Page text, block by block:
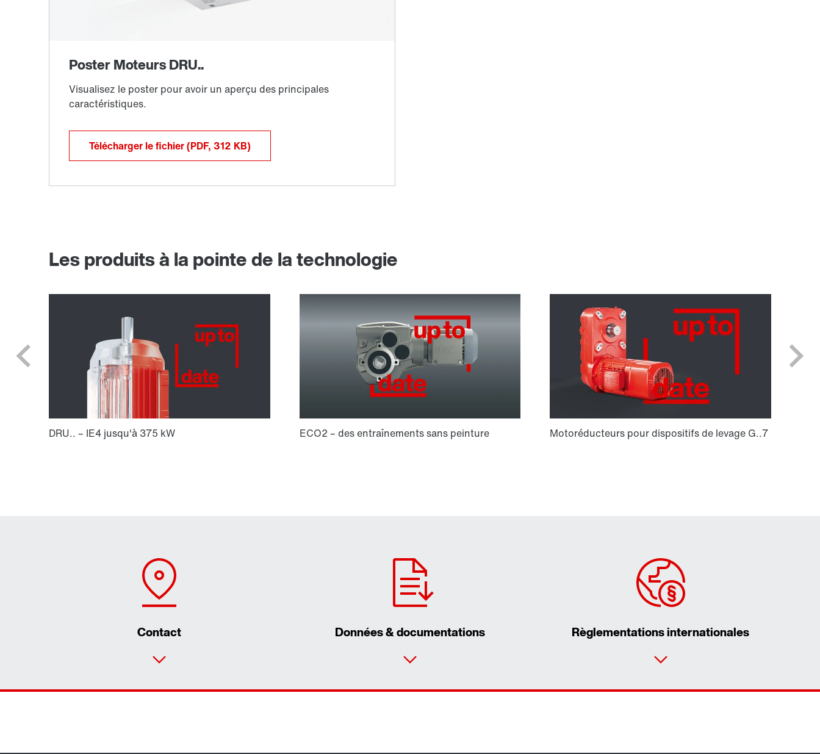
Télécharger le fichier(PDF, 312 KB)
Les produits à la pointe de la technologie
Contact Données & documentations Règlementations internationales